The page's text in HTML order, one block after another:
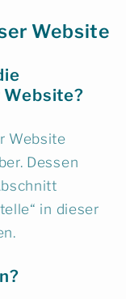
Website
Website
Dessen
in dieser